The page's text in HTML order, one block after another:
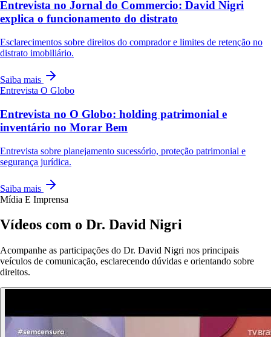
Entrevista no Jornal do Commercio: David Nigri
explica o funcionamento do distrato
Esclarecimentos sobre direitos do comprador e limites de retenção no
distrato imobiliário.
Saiba mais
Entrevista O Globo
Entrevista no O Globo: holding patrimonial e
inventário no Morar Bem
Entrevista sobre planejamento sucessório, proteção patrimonial e
segurança jurídica.
Saiba mais
Mídia E Imprensa
Vídeos com o Dr. David Nigri
Acompanhe as participações do Dr. David Nigri nos principais
veículos de comunicação, esclarecendo dúvidas e orientando sobre
direitos.